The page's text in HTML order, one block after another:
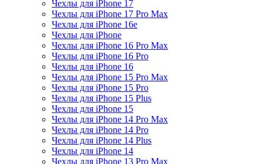
Чехлы для iPhone 17
Чехлы для iPhone 17 Pro Max
Чехлы для iPhone 16e
Чехлы для iPhone
Чехлы для iPhone 16 Pro Max
Чехлы для iPhone 16 Pro
Чехлы для iPhone 16
Чехлы для iPhone 15 Pro Max
Чехлы для iPhone 15 Pro
Чехлы для iPhone 15 Plus
Чехлы для iPhone 15
Чехлы для iPhone 14 Pro Max
Чехлы для iPhone 14 Pro
Чехлы для iPhone 14 Plus
Чехлы для iPhone 14
Чехлы для iPhone 13 Pro Max